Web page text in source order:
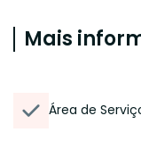
Mais
Área de